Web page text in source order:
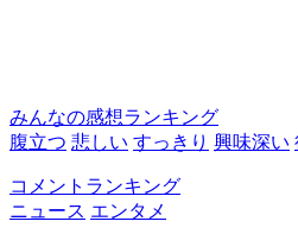
みんなの感想ランキング
腹立つ 悲しい すっきり 興味深い
コメントランキング
ニュース エンタメ